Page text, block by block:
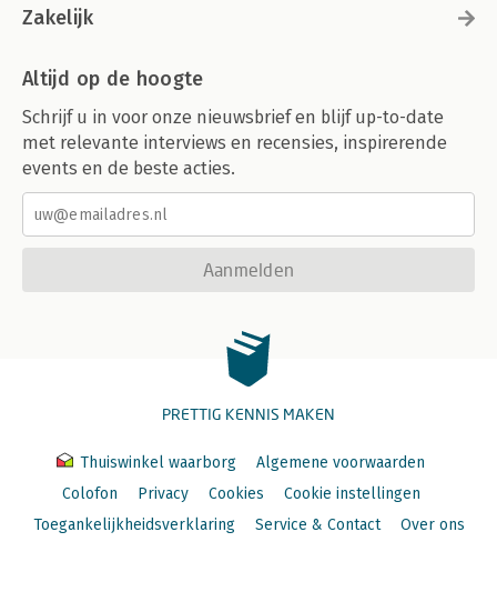
Zakelijk
Altijd op de hoogte
Schrijf u in voor onze nieuwsbrief en blijf up-to-date
met relevante interviews en recensies, inspirerende
events en de beste acties.
Aanmelden
PRETTIG KENNIS MAKEN
Thuiswinkel waarborg
Algemene voorwaarden
Colofon
Privacy Cookies
Cookie instellingen
Toegankelijkheidsverklaring
Service & Contact Over ons